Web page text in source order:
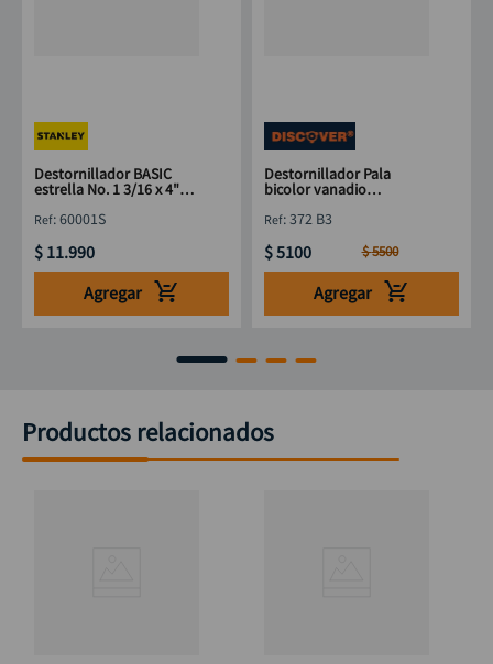
Destornillador BASIC
estrella No. 1 3/16 x 4"
:60001S
$ 11.990
Agregar
Destornillador Pala
bicolor vanadio
:372 B3
$5100 $5500
Agregar
Productos relacionados